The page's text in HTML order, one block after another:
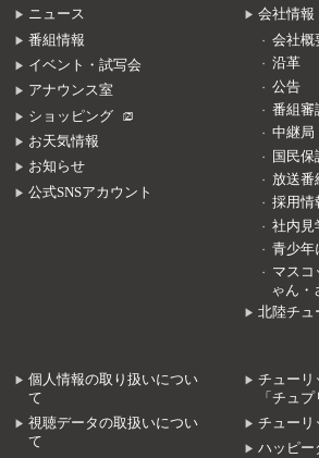
ニュース
番組情報
イベント・試写会
アナウンス室
ショッピング
お天気情報
お知らせ
公式SNSアカウント
会社情報
会社概
沿革
公告
番組審
中継局
国民
放送番
採用情
社内見
青少年
マスコ
ゃん・
北陸チュ
個人情報の取り扱いについ
て
視聴データの取扱いについ
て
チューリ
「チュプ
チューリ
ハッピー